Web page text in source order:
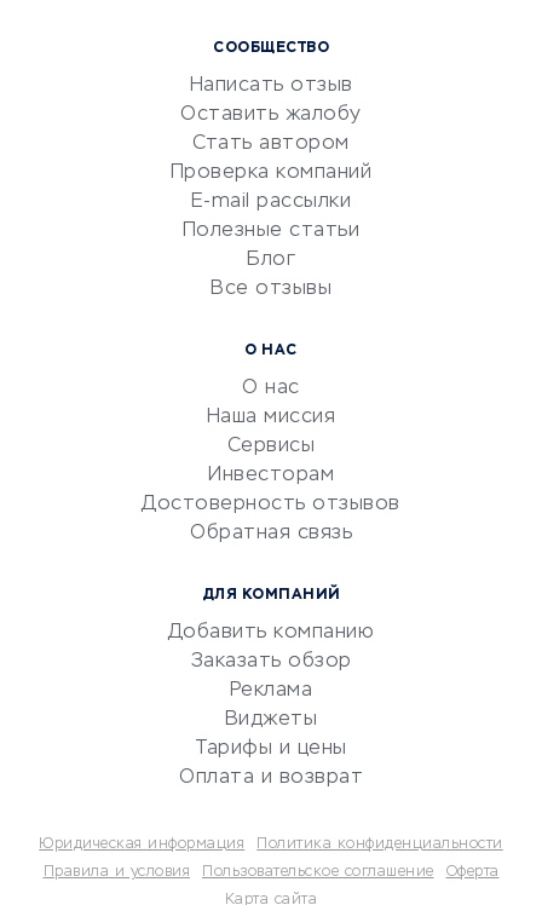
Маркетинг и продажи
Репетиторство
Красота и здоровье
Сервисы по поиску работы
Сетевой маркетинг
УСЛУГИ ДЛЯ БИЗНЕСА
документооборот
Юридические компании
Бухгалтерия онлайн
Потребительские кредиты
СООБЩЕСТВО
Написать отзыв
Оставить жалобу
Стать автором
Проверка компаний
E-mail рассылки
Полезные статьи
Блог
Все отзывы
О НАС
О нас
Наша миссия
Сервисы
Инвесторам
Достоверность отзывов
Обратная связь
ДЛЯ КОМПАНИЙ
Добавить компанию
Заказать обзор
Реклама
Виджеты
Тарифы и цены
Оплата и возврат
Юридическая информация
Политика конфиденциальности
Правила и условия
Пользовательское соглашение
Оферта
Карта сайта